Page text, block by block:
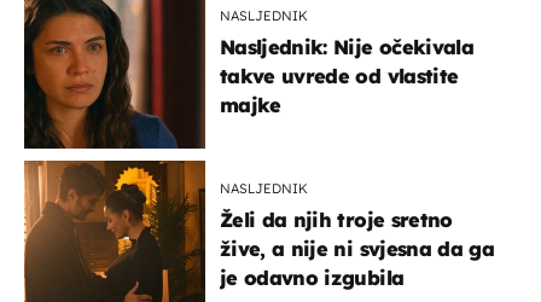
NASLJEDNIK
Nasljednik: Nije očekivala
takve uvrede od vlastite
majke
NASLJEDNIK
Želi da njih troje sretno
žive, a nije ni svjesna da ga
je odavno izgubila